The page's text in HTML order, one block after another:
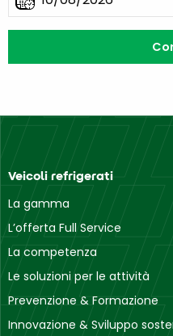
Veicoli refrigerati
La gamma
L’offerta Full Service
La competenza
Le soluzioni per le attività
Prevenzione & Formazione
Innovazione & Sviluppo